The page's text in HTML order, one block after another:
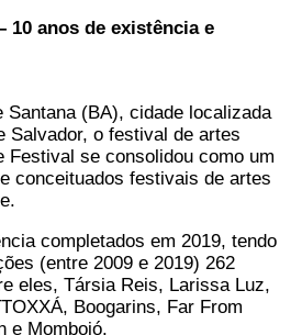
10 anos de existência e
Santana (BA), cidade localizada
Salvador, o festival de artes
Festival se consolidou como um
conceituados festivais de artes
completados em 2019, tendo
(entre 2009 e 2019) 262
eles, Társia Reis, Larissa Luz,
Boogarins, Far From
e Mombojó.